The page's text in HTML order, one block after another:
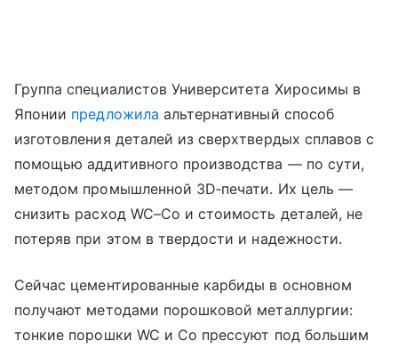
Группа специалистов Университета Хиросимы в
Японии предложила альтернативный способ
изготовления деталей из сверхтвердых сплавов с
помощью аддитивного производства — по сути,
методом промышленной 3D‑печати. Их цель —
снизить расход WC–Co и стоимость деталей, не
потеряв при этом в твердости и надежности.
Сейчас цементированные карбиды в основном
получают методами порошковой металлургии:
тонкие порошки WC и Co прессуют под большим